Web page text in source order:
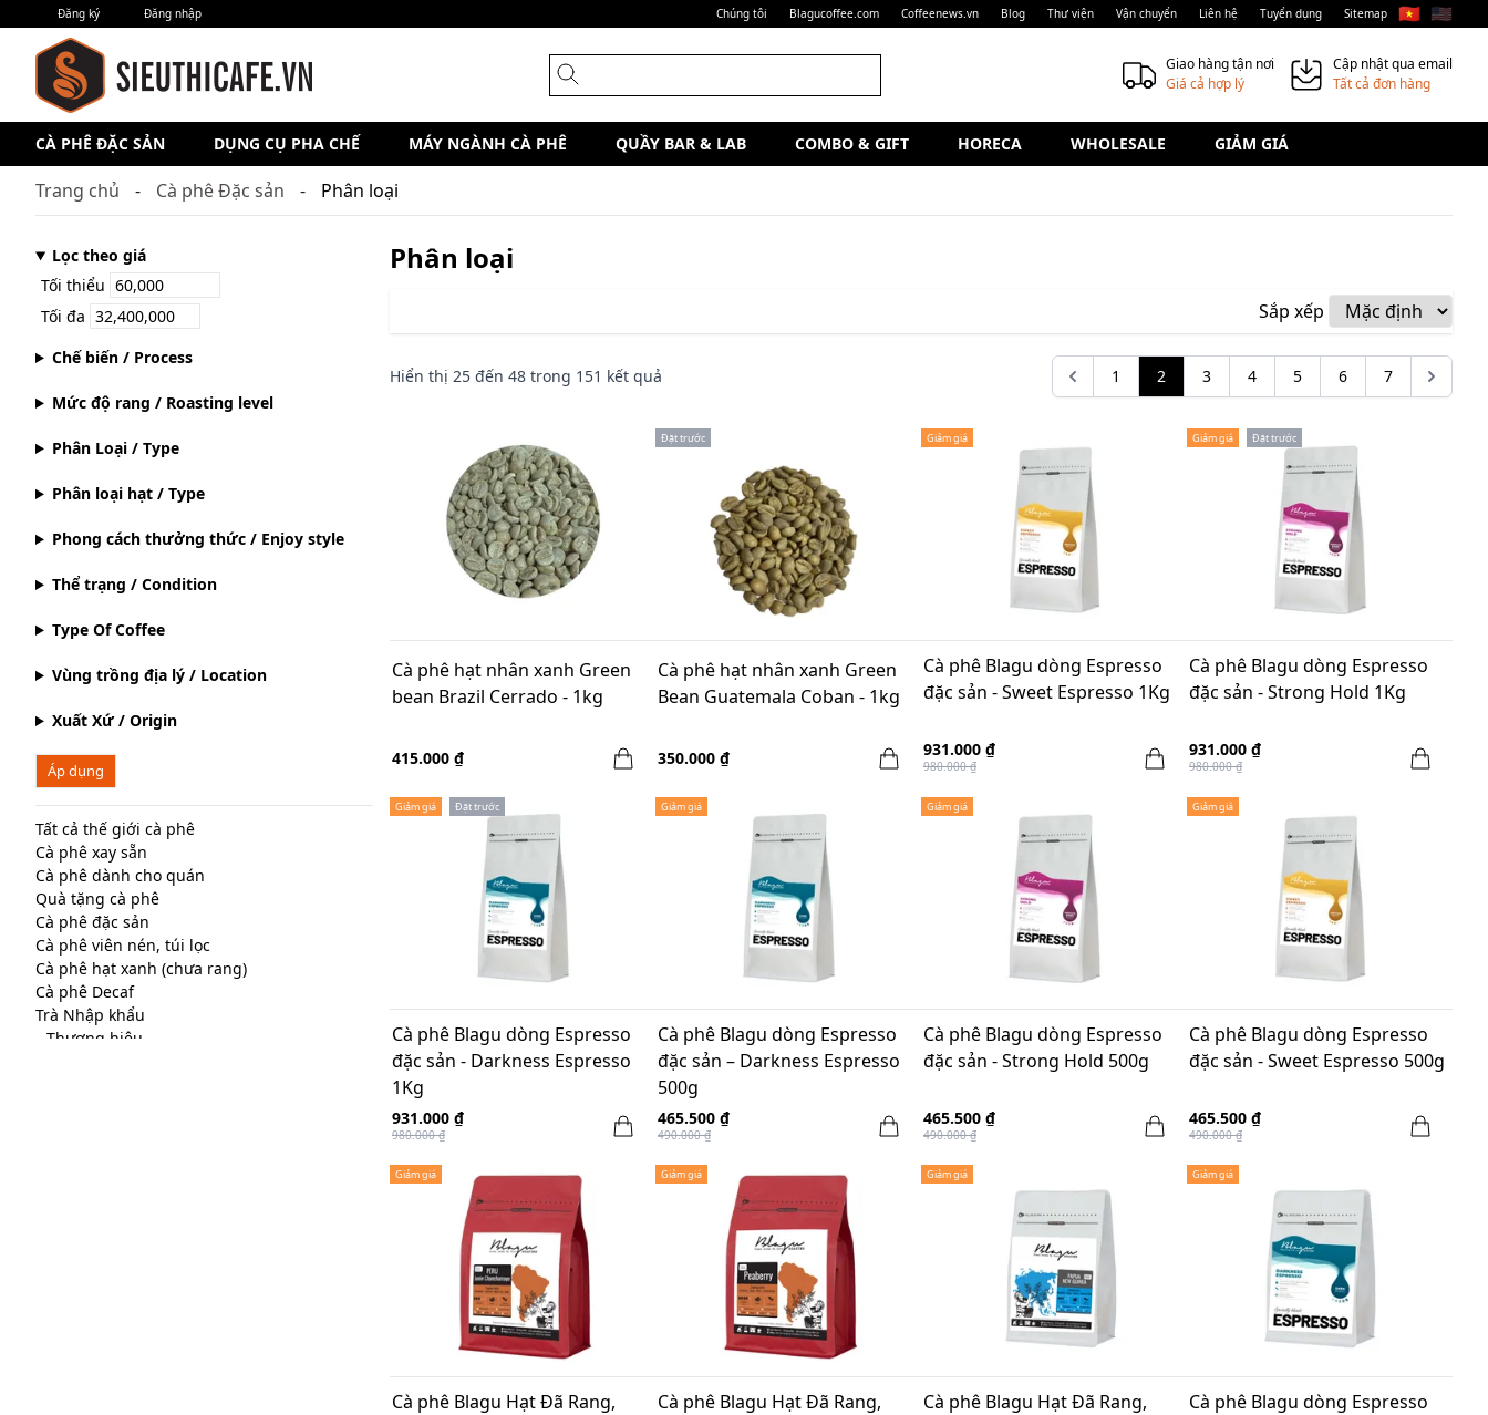
Đăng ký Đăng nhập Chúng tôi Blagucoffee.com Coffeenews.vn Blog Thư viện Vận chuyển Liên hệ Tuyển dụng Sitemap 🇻🇳 🇺🇸
Giao hàng tận nơi
Giá cả hợp lý
Cập nhật qua email
Tất cả đơn hàng
CÀ PHÊ ĐẶC SẢN DỤNG CỤ PHA CHẾ MÁY NGÀNH CÀ PHÊ QUẦY BAR & LAB COMBO & GIFT HORECA WHOLESALE GIẢM GIÁ
Trang chủ Cà phê Đặc sản Phân loại
Lọc theo giá
Tối thiểu
Tối đa
Chế biến / Process
Mức độ rang / Roasting level
Phân Loại / Type
Phân loại hạt / Type
Phong cách thưởng thức / Enjoy style
Thể trạng / Condition
Type Of Coffee
Vùng trồng địa lý / Location
Xuất Xứ / Origin
Áp dụng
Tất cả thế giới cà phê
Cà phê xay sẵn
Cà phê dành cho quán
Quà tặng cà phê
Cà phê đặc sản
Cà phê viên nén, túi lọc
Cà phê hạt xanh (chưa rang)
Cà phê Decaf
Trà Nhập khẩu
Thương hiệu
Phân loại
Sắp xếp
Hiển thị 25 đến 48 trong 151 kết quả 1 2 3 4 5 6 7
Cà phê hạt nhân xanh Green
bean Brazil Cerrado - 1kg
415.000 ₫
Đặt trước
Cà phê hạt nhân xanh Green
Bean Guatemala Coban - 1kg
350.000 ₫
Giảm giá
Cà phê Blagu dòng Espresso
đặc sản - Sweet Espresso 1Kg
931.000 ₫
980.000 ₫
Giảm giá Đặt trước
Cà phê Blagu dòng Espresso
đặc sản - Strong Hold 1Kg
931.000 ₫
980.000 ₫
Giảm giá Đặt trước
Cà phê Blagu dòng Espresso
đặc sản - Darkness Espresso
1Kg
931.000 ₫
980.000 ₫
Giảm giá
Cà phê Blagu dòng Espresso
đặc sản – Darkness Espresso
500g
465.500 ₫
490.000 ₫
Giảm giá
Cà phê Blagu dòng Espresso
đặc sản - Strong Hold 500g
465.500 ₫
490.000 ₫
Giảm giá
Cà phê Blagu dòng Espresso
đặc sản - Sweet Espresso 500g
465.500 ₫
490.000 ₫
Giảm giá
Cà phê Blagu Hạt Đã Rang,
Giảm giá
Cà phê Blagu Hạt Đã Rang,
Giảm giá
Cà phê Blagu Hạt Đã Rang,
Giảm giá
Cà phê Blagu dòng Espresso